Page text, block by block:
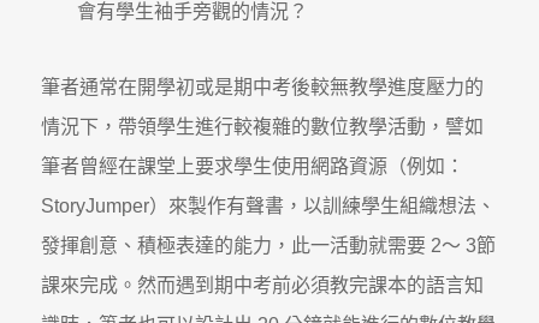
會有學生袖手旁觀的情況？
筆者通常在開學初或是期中考後較無教學進度壓力的
情況下，帶領學生進行較複雜的數位教學活動，譬如
筆者曾經在課堂上要求學生使用網路資源（例如：
StoryJumper）來製作有聲書，以訓練學生組織想法、
發揮創意、積極表達的能力，此一活動就需要 2～ 3節
課來完成。然而遇到期中考前必須教完課本的語言知